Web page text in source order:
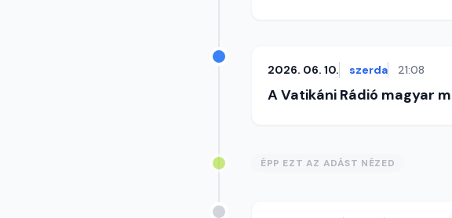
2026. 06. 10. szerda 21:08
A Vatikáni Rádió magyar
ÉPP EZT AZ ADÁST NÉZED